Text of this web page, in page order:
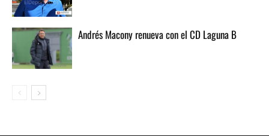
Andrés Macony renueva con el CD Laguna B